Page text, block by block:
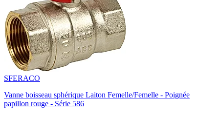
SFERACO
Vanne boisseau sphérique Laiton Femelle/Femelle - Poignée
papillon rouge - Série 586